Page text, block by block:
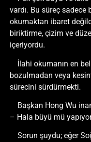
vardı. Bu süreç sadece
okumaktan ibaret
biriktirme, çizim ve
içeriyordu.
İlahi okumanın en
bozulmadan veya
sürecini sürdürmekti.
Başkan Hong Wu
– Hala büyü mü
Sorun şuydu; eğer